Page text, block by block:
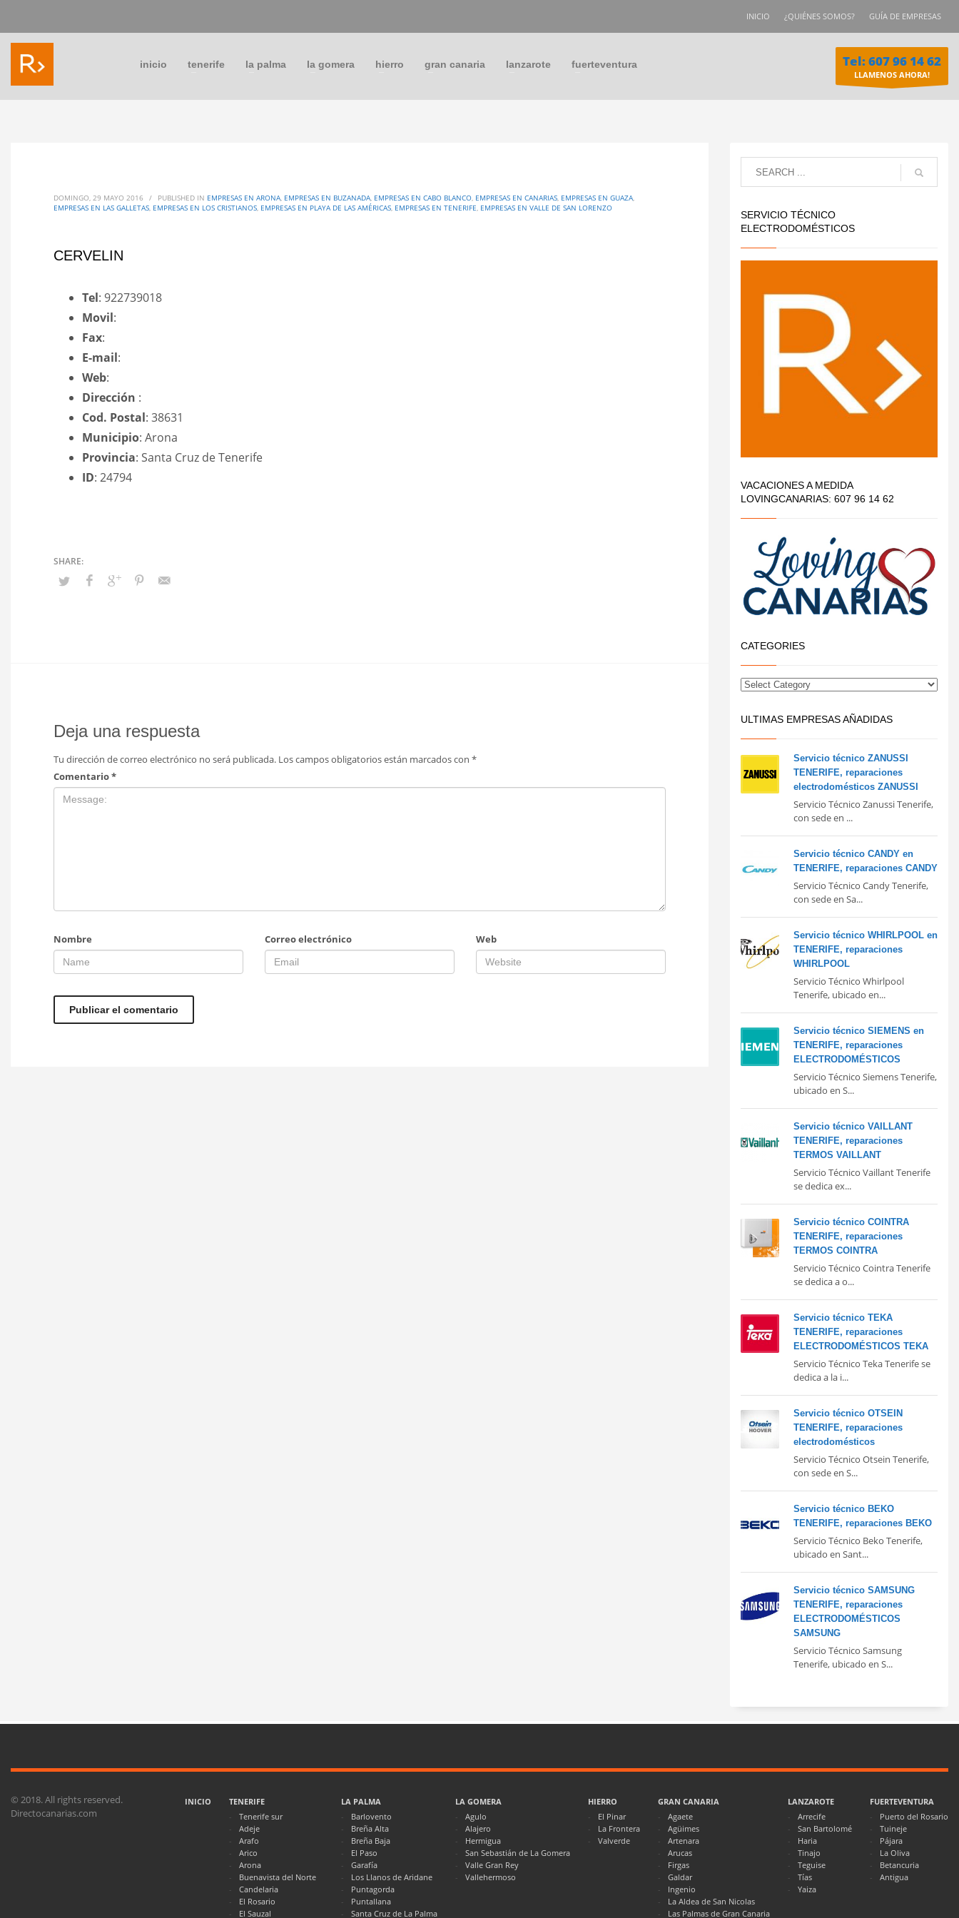
INICIO ¿QUIÉNES SOMOS? GUÍA DE EMPRESAS
inicio tenerife la palma la gomera hierro gran canaria lanzarote fuerteventura Tel: 607 96 14 62
LLAMENOS AHORA!
DOMINGO, 29 MAYO 2016 / PUBLISHED IN EMPRESAS EN ARONA, EMPRESAS EN BUZANADA, EMPRESAS EN CABO BLANCO, EMPRESAS EN CANARIAS, EMPRESAS EN GUAZA,
EMPRESAS EN LAS GALLETAS, EMPRESAS EN LOS CRISTIANOS, EMPRESAS EN PLAYA DE LAS AMÉRICAS, EMPRESAS EN TENERIFE, EMPRESAS EN VALLE DE SAN LORENZO
CERVELIN
Tel: 922739018
Movil:
Fax:
E-mail:
Web:
Dirección :
Cod. Postal: 38631
Municipio: Arona
Provincia: Santa Cruz de Tenerife
ID: 24794
Deja una respuesta
Tu dirección de correo electrónico no será publicada. Los campos obligatorios están marcados con *
Comentario*
Nombre Correo electrónico Web
SERVICIO TÉCNICO
ELECTRODOMÉSTICOS
VACACIONES A MEDIDA
LOVINGCANARIAS: 607 96 14 62
CATEGORIES
ULTIMAS EMPRESAS AÑADIDAS
Servicio técnico ZANUSSI
TENERIFE, reparaciones
electrodomésticos ZANUSSI
Servicio Técnico Zanussi Tenerife,
con sede en ...
Servicio técnico CANDY en
TENERIFE, reparaciones CANDY
Servicio Técnico Candy Tenerife,
con sede en Sa...
Servicio técnico WHIRLPOOL en
TENERIFE, reparaciones
WHIRLPOOL
Servicio Técnico Whirlpool
Tenerife, ubicado en...
Servicio técnico SIEMENS en
TENERIFE, reparaciones
ELECTRODOMÉSTICOS
Servicio Técnico Siemens Tenerife,
ubicado en S...
Servicio técnico VAILLANT
TENERIFE, reparaciones
TERMOS VAILLANT
Servicio Técnico Vaillant Tenerife
se dedica ex...
Servicio técnico COINTRA
TENERIFE, reparaciones
TERMOS COINTRA
Servicio Técnico Cointra Tenerife
se dedica a o...
Servicio técnico TEKA
TENERIFE, reparaciones
ELECTRODOMÉSTICOS TEKA
Servicio Técnico Teka Tenerife se
dedica a la i...
Servicio técnico OTSEIN
TENERIFE, reparaciones
electrodomésticos
Servicio Técnico Otsein Tenerife,
con sede en S...
Servicio técnico BEKO
TENERIFE, reparaciones BEKO
Servicio Técnico Beko Tenerife,
ubicado en Sant...
Servicio técnico SAMSUNG
TENERIFE, reparaciones
ELECTRODOMÉSTICOS
SAMSUNG
Servicio Técnico Samsung
Tenerife, ubicado en S...
INICIO
TENERIFE
Tenerife sur
Adeje
Arafo
Arico
Arona
Buenavista del Norte
Candelaria
El Rosario
El Sauzal
LA PALMA
Barlovento
Breña Alta
Breña Baja
El Paso
Garafía
Los Llanos de Aridane
Puntagorda
Puntallana
Santa Cruz de La Palma
LA GOMERA
Agulo
Alajero
Hermigua
San Sebastián de La Gomera
Valle Gran Rey
Vallehermoso
HIERRO
El Pinar
La Frontera
Valverde
GRAN CANARIA
Agaete
Agüimes
Artenara
Arucas
Firgas
Galdar
Ingenio
La Aldea de San Nicolas
Las Palmas de Gran Canaria
LANZAROTE
Arrecife
San Bartolomé
Haria
Tinajo
Teguise
Tías
Yaiza
FUERTEVENTURA
Puerto del Rosario
Tuineje
Pájara
La Oliva
Betancuria
Antigua
© 2018. All rights reserved.
Directocanarias.com